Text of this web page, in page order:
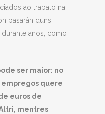
ao trabalo na
pasarán duns
anos, como
ser maior: no
empregos quere
euros de
mentres